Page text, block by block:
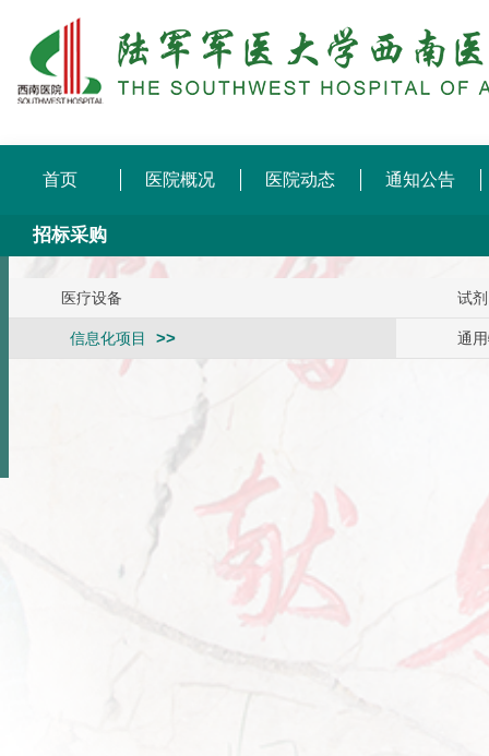
首页 医院概况 医院动态 通知公告
招标采购
医疗设备 试剂
信息化项目 通